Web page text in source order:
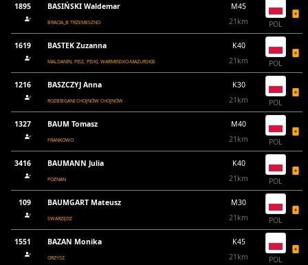
1895 BASIŃSKI Waldemar
BRACIA_B TRZEMESZNO
M45
21km
POL
1619 BASTEK Zuzanna
MALDANIN, PISZ, PISKI, WARMIŃSKO-MAZURSKIE
K40
21km
POL
1216 BASZCZYJ Anna
ROZBIEGANI CHOJNÓW CHOJNÓW
K30
21km
POL
1327 BAUM Tomasz
FRANKOWO
M40
21km
POL
3416 BAUMANN Julia
POZNAN
K40
21km
POL
109 BAUMGART Mateusz
SWARZĘDZ
M30
21km
POL
1551 BAZAN Monika
ORZYSZ
K45
21km
POL